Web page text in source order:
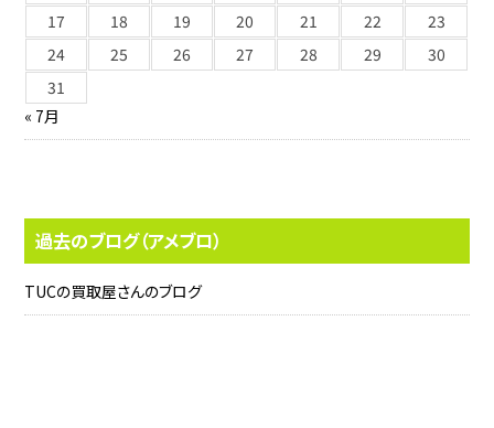
17
18 19 20 21 22
23
24
25 26 27 28 29
30
31
« 7月
過去のブログ（アメブロ）
TUCの買取屋さんのブログ